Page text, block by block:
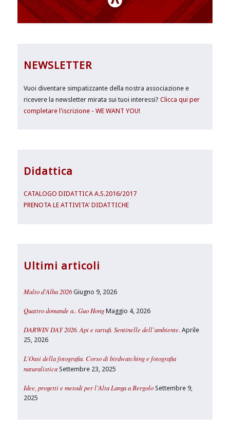
NEWSLETTER
Vuoi diventare simpatizzante della nostra associazione e
ricevere la newsletter mirata sui tuoi interessi?Clicca qui per
completare l'iscrizione - WE WANT YOU!
Didattica
CATALOGO DIDATTICA A.S.2016/2017
PRENOTA LE ATTIVITA' DIDATTICHE
Ultimi articoli
Malto d’Alba 2026 Giugno 9, 2026
Quattro domande a.. Guo Hong Maggio 4, 2026
DARWIN DAY 2026. Api e tartufi. Sentinelle dell’ambiente. Aprile
25, 2026
L’Oasi della fotografia. Corso di birdwatching e fotografia
naturalistica Settembre 23, 2025
Idee, progetti e metodi per l’Alta Langa a Bergolo Settembre 9,
2025